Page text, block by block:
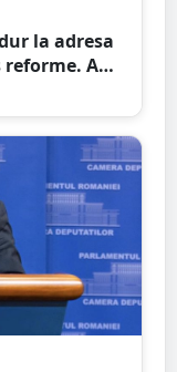
la adresa
A